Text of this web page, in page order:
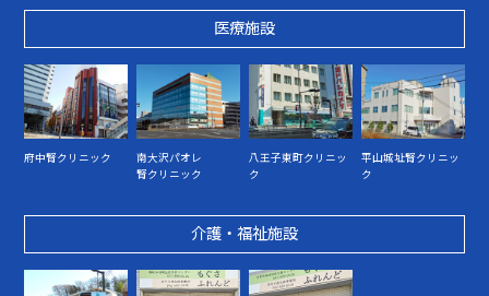
医療施設
府中腎クリニック
南大沢パオレ
腎クリニック
八王子東町クリニッ
ク
平山城址腎クリニッ
ク
介護・福祉施設